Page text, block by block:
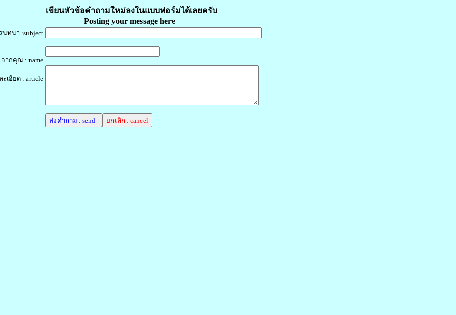
เขียนหัวข้อคำถามใหม่ลงในแบบฟอร์มได้เลยครับ
Posting your message here
ทนา :subject
จากคุณ : name
ะเอียด : article